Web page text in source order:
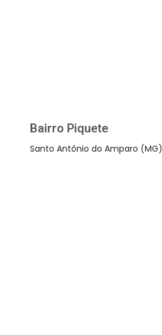
Bairro Piquete
Santo Antônio do Amparo (MG)